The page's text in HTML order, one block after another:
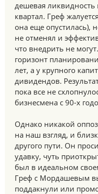
дешевая
квартал. Греф
она еще опустилась),
не отменял и
что внедрить не
горизонт
лет, а у крупного
дивидендов.
пока все не
бизнесмена с 90-х
Однако никакой
на наш взгляд, и
другого пути. Он
удавку, чуть
был в идеальном
Греф с Мордашевым
поддакнули или